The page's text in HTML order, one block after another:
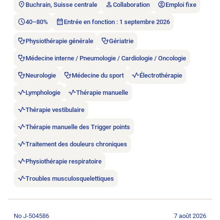
Buchrain, Suisse centrale Collaboration Emploi fixe
40–80% Entrée en fonction : 1 septembre 2026
Physiothérapie générale Gériatrie
Médecine interne / Pneumologie / Cardiologie / Oncologie
Neurologie Médecine du sport Électrothérapie
Lymphologie Thérapie manuelle
Thérapie vestibulaire
Thérapie manuelle des Trigger points
Traitement des douleurs chroniques
Physiothérapie respiratoire
Troubles musculosquelettiques
No J-504586 7 août 2026